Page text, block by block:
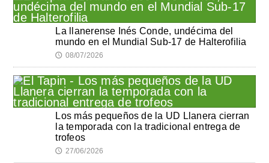
La llanerense Inés Conde, undécima del
mundo en el Mundial Sub-17 de Halterofilia
🕔 08/07/2026
Los más pequeños de la UD Llanera cierran
la temporada con la tradicional entrega de
trofeos
🕔 27/06/2026